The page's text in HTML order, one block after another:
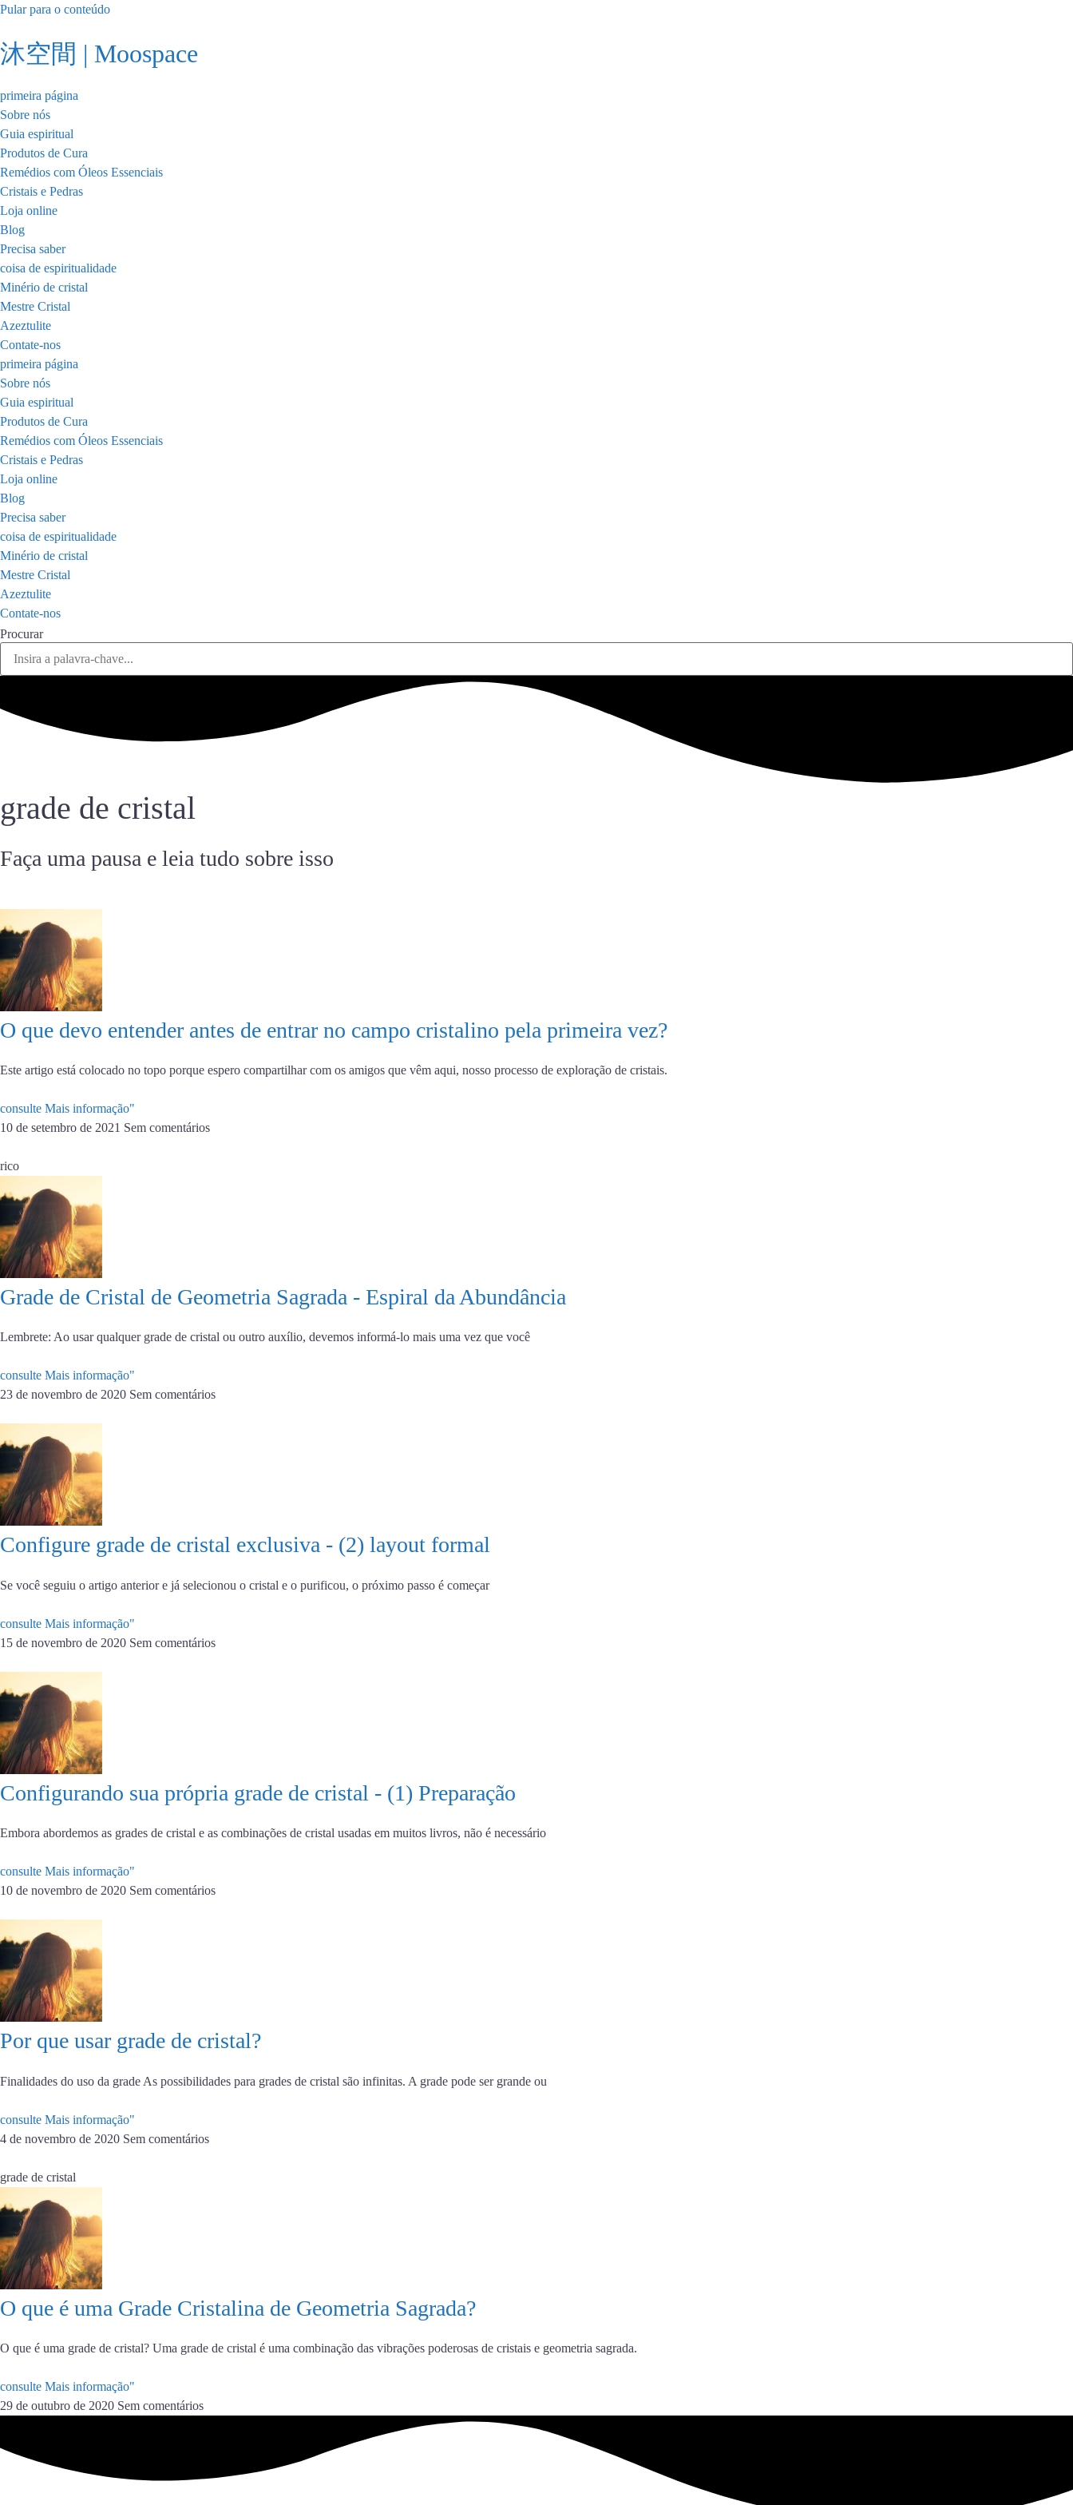
Pular para o conteúdo
沐空間 | Moospace
primeira página
Sobre nós
Guia espiritual
Produtos de Cura
Remédios com Óleos Essenciais
Cristais e Pedras
Loja online
Blog
Precisa saber
coisa de espiritualidade
Minério de cristal
Mestre Cristal
Azeztulite
Contate-nos
primeira página
Sobre nós
Guia espiritual
Produtos de Cura
Remédios com Óleos Essenciais
Cristais e Pedras
Loja online
Blog
Precisa saber
coisa de espiritualidade
Minério de cristal
Mestre Cristal
Azeztulite
Contate-nos
Procurar
grade de cristal
Faça uma pausa e leia tudo sobre isso
O que devo entender antes de entrar no campo cristalino pela primeira vez?
Este artigo está colocado no topo porque espero compartilhar com os amigos que vêm aqui, nosso processo de exploração de cristais.
consulte Mais informação"
10 de setembro de 2021 Sem comentários
rico
Grade de Cristal de Geometria Sagrada - Espiral da Abundância
Lembrete: Ao usar qualquer grade de cristal ou outro auxílio, devemos informá-lo mais uma vez que você
consulte Mais informação"
23 de novembro de 2020 Sem comentários
Configure grade de cristal exclusiva - (2) layout formal
Se você seguiu o artigo anterior e já selecionou o cristal e o purificou, o próximo passo é começar
consulte Mais informação"
15 de novembro de 2020 Sem comentários
Configurando sua própria grade de cristal - (1) Preparação
Embora abordemos as grades de cristal e as combinações de cristal usadas em muitos livros, não é necessário
consulte Mais informação"
10 de novembro de 2020 Sem comentários
Por que usar grade de cristal?
Finalidades do uso da grade As possibilidades para grades de cristal são infinitas. A grade pode ser grande ou
consulte Mais informação"
4 de novembro de 2020 Sem comentários
grade de cristal
O que é uma Grade Cristalina de Geometria Sagrada?
O que é uma grade de cristal? Uma grade de cristal é uma combinação das vibrações poderosas de cristais e geometria sagrada.
consulte Mais informação"
29 de outubro de 2020 Sem comentários